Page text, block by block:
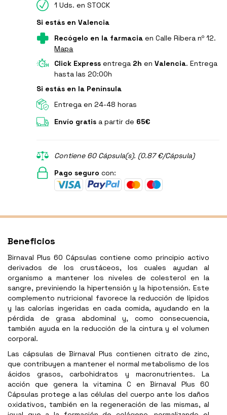
1 Uds. en STOCK
Si estás en Valencia
Recógelo en la farmacia en Calle Ribera nº 12.
Mapa
Click Express entrega 2h enValencia. Entrega
hasta las 20:00h
Si estás en la Península
Entrega en 24-48 horas
Envío gratis a partir de 65€
Contiene 60 Cápsula(s). (0.87 €/Cápsula)
Pago seguro con:
Beneficios
Birnaval Plus 60 Cápsulas contiene como principio activo
derivados de los crustáceos, los cuales ayudan al
organismo a mantener los niveles de colesterol en la
sangre, previniendo la hipertensión y la hipotensión. Este
complemento nutricional favorece la reducción de lípidos
y las calorías ingeridas en cada comida, ayudando en la
pérdida de grasa abdominal y, como consecuencia,
también ayuda en la reducción de la cintura y el volumen
corporal.
Las cápsulas de Birnaval Plus contienen citrato de zinc,
que contribuyen a mantener el normal metabolismo de los
ácidos grasos, carbohidratos y macronutrientes. La
acción que genera la vitamina C en Birnaval Plus 60
Cápsulas protege a las células del cuerpo ante los daños
oxidativos, también en la regeneración de las mismas, al